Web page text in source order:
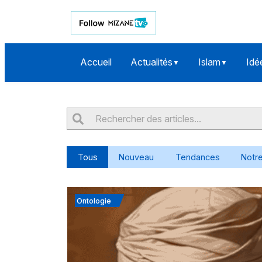
Accueil Actualités ▼ Islam▼
Tous Nouveau Tendances
Ontologie